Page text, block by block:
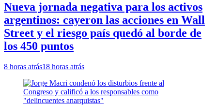
Nueva jornada negativa para los activos
argentinos: cayeron las acciones en Wall
Street y el riesgo país quedó al borde de
los 450 puntos
8 horas atrás18 horas atrás